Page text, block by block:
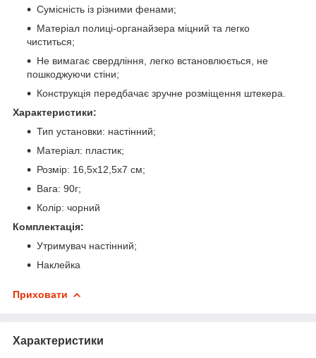
Сумісність із різними фенами;
Матеріал полиці-органайзера міцний та легко
чиститься;
Не вимагає свердління, легко встановлюється, не
пошкоджуючи стіни;
Конструкція передбачає зручне розміщення штекера.
Характеристики:
Тип установки: настінний;
Матеріал: пластик;
Розмір: 16,5х12,5х7 см;
Вага: 90г;
Колір: чорний
Комплектація:
Утримувач настінний;
Наклейка
Приховати
Характеристики